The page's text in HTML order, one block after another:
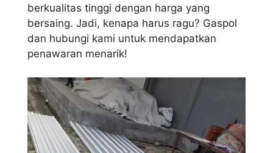
berkualitas tinggi dengan harga yang
bersaing. Jadi, kenapa harus ragu? Gaspol
dan hubungi kami untuk mendapatkan
penawaran menarik!